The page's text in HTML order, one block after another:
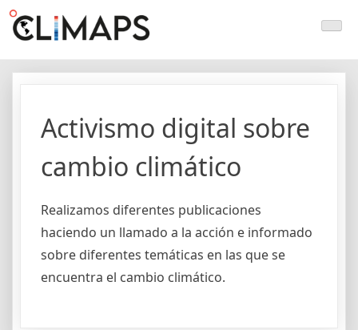
Skip
Climaps.org
Mapas de acción climática en Latinoamérica y el caribe
Activismo digital sobre
cambio climático
Realizamos diferentes publicaciones
haciendo un llamado a la acción e informado
sobre diferentes temáticas en las que se
encuentra el cambio climático.